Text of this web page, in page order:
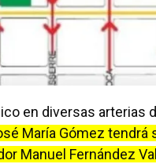
en diversas arterias
María Gómez
Manuel Fernández